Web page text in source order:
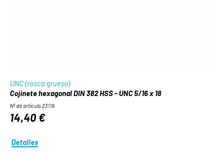
UNC (rosca gruesa)
Cojinete hexagonal DIN 382 HSS - UNC 5/16 x 18
Nº de artículo 23116
14,40 €
Detalles